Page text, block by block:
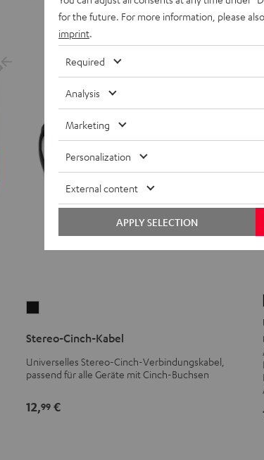
Kabel
Schwarz
Stereo-Cinch-Kabel
Universelles Stereo-Cinch-Verbindungskabel,
passend für alle Geräte mit Cinch-Buchsen
12,99 €
for the future. For more information, please
imprint
Required
Analysis
Marketing
Personalization
External content
APPLY SELECTION